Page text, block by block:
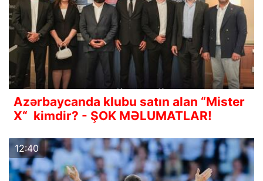
Azərbaycanda klubu satın alan “Mister
X“ kimdir? - ŞOK MƏLUMATLAR!
12:40